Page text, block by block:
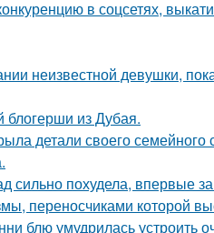
в соцсетях,
неизвестной девушки,
блогерши из Дубая.
детали своего
сильно похудела, впервые
переносчиками которой
блю умудрилась устроить